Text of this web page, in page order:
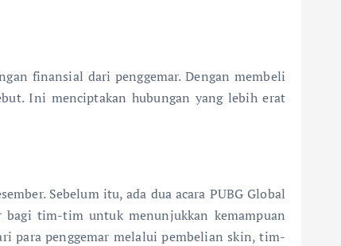
finansial dari penggemar. Dengan membeli
Ini menciptakan hubungan yang lebih erat
Sebelum itu, ada dua acara PUBG Global
bagi tim-tim untuk menunjukkan kemampuan
para penggemar melalui pembelian skin, tim-